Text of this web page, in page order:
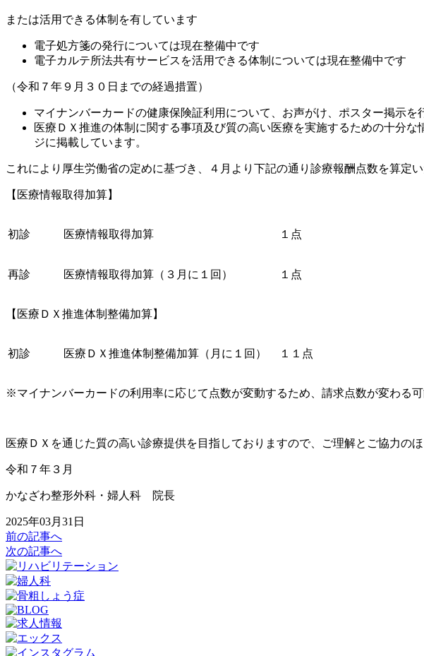
または活用できる体制を有しています
電子処方箋の発行については現在整備中です
電子カルテ所法共有サービスを活用できる体制については現在整備中です
（令和７年９月３０日までの経過措置）
マイナンバーカードの健康保険証利用について、お声がけ、ポスター掲示を
医療ＤＸ推進の体制に関する事項及び質の高い医療を実施するための十分
ジに掲載しています。
これにより厚生労働省の定めに基づき、４月より下記の通り診療報酬点数を算定
【医療情報取得加算】
初診 医療情報取得加算 １点
再診 医療情報取得加算（３月に１回） １点
【医療ＤＸ推進体制整備加算】
初診 医療ＤＸ推進体制整備加算（月に１回） １１点
※マイナンバーカードの利用率に応じて点数が変動するため、請求点数が変わる可
医療ＤＸを通じた質の高い診療提供を目指しておりますので、ご理解とご協力の
令和７年３月
かなざわ整形外科・婦人科 院長
2025年03月31日
前の記事へ
次の記事へ